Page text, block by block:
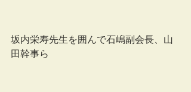
坂内栄寿先生を囲んで石嶋副会長、山
田幹事ら